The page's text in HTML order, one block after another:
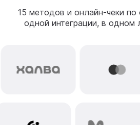
15 методов и онлайн-чеки
одной интеграции, в одном